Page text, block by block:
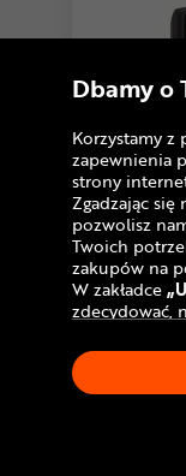
Licznik
VIEW
Dbamy o
Korzystamy
zapewnienia
strony
Zgadzając
pozwolisz
Twoich
zakupów na
W zakładce
zdecydować,
Klikając
stosowanie
Twojej
W
zmiany